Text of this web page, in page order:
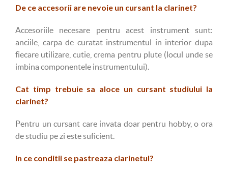
De ce accesorii are nevoie un cursant la clarinet?
Accesoriile necesare pentru acest instrument sunt:
anciile, carpa de curatat instrumentul in interior dupa
fiecare utilizare, cutie, crema pentru plute (locul unde se
imbina componentele instrumentului).
Cat timp trebuie sa aloce un cursant studiului la
clarinet?
Pentru un cursant care invata doar pentru hobby, o ora
de studiu pe zi este suficient.
In ce conditii se pastreaza clarinetul?